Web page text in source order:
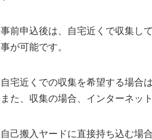
事前申込後は、自宅近くで収集し
事が可能です。
自宅近くでの収集を希望する場合
また、収集の場合、インターネッ
自己搬入ヤードに直接持ち込む場